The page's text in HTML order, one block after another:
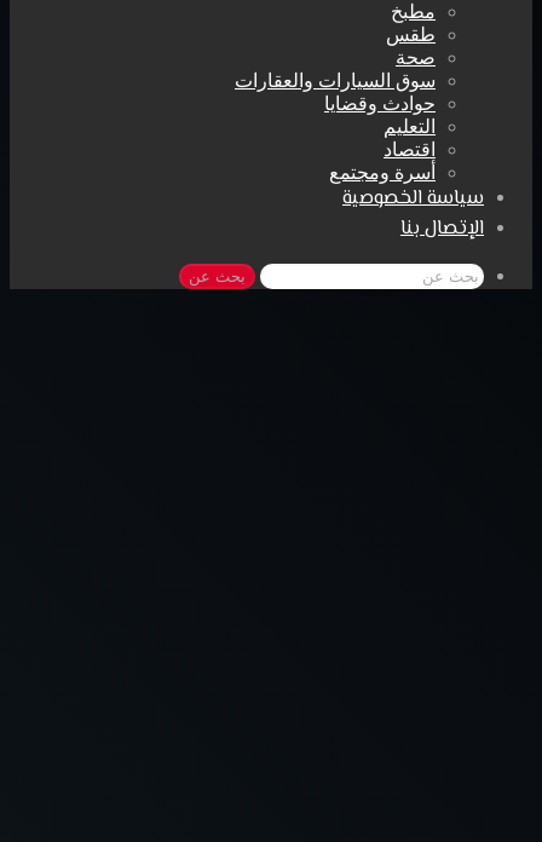
مطبخ
طقس
صحة
سوق السيارات والعقارات
حوادث وقضايا
التعليم
اقتصاد
أسرة ومجتمع
سياسة الخصوصية
الإتصال بنا
بحث عن